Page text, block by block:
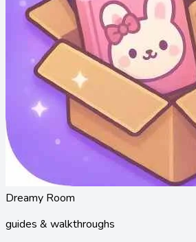
Dreamy Room
guides & walkthroughs